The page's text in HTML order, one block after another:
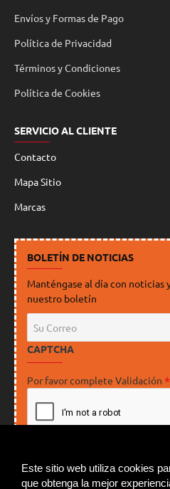
Este sitio web utiliza cookies
que obtenga la mejor
Envíos y Formas de Pago
Política de Privacidad
Términos y Condiciones
Política de Cookies
SERVICIO AL CLIENTE
Contacto
Mapa Sitio
Marcas
BOLETÍN DE NOTICIAS
Manténgase al día con
nuestro boletín
Correo
CAPTCHA
Por favor complete Validación
He leído y estoy de acuerdo
Política de Privacidad